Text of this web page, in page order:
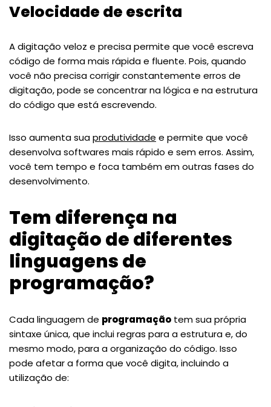
Velocidade de escrita
A digitação veloz e precisa permite que você escreva
código de forma mais rápida e fluente. Pois, quando
você não precisa corrigir constantemente erros de
digitação, pode se concentrar na lógica e na estrutura
do código que está escrevendo.
Isso aumenta suaprodutividade e permite que você
desenvolva softwares mais rápido e sem erros. Assim,
você tem tempo e foca também em outras fases do
desenvolvimento.
Tem diferença na
digitação de diferentes
linguagens de
programação?
Cada linguagem de programação tem sua própria
sintaxe única, que inclui regras para a estrutura e, do
mesmo modo, para a organização do código. Isso
pode afetar a forma que você digita, incluindo a
utilização de: